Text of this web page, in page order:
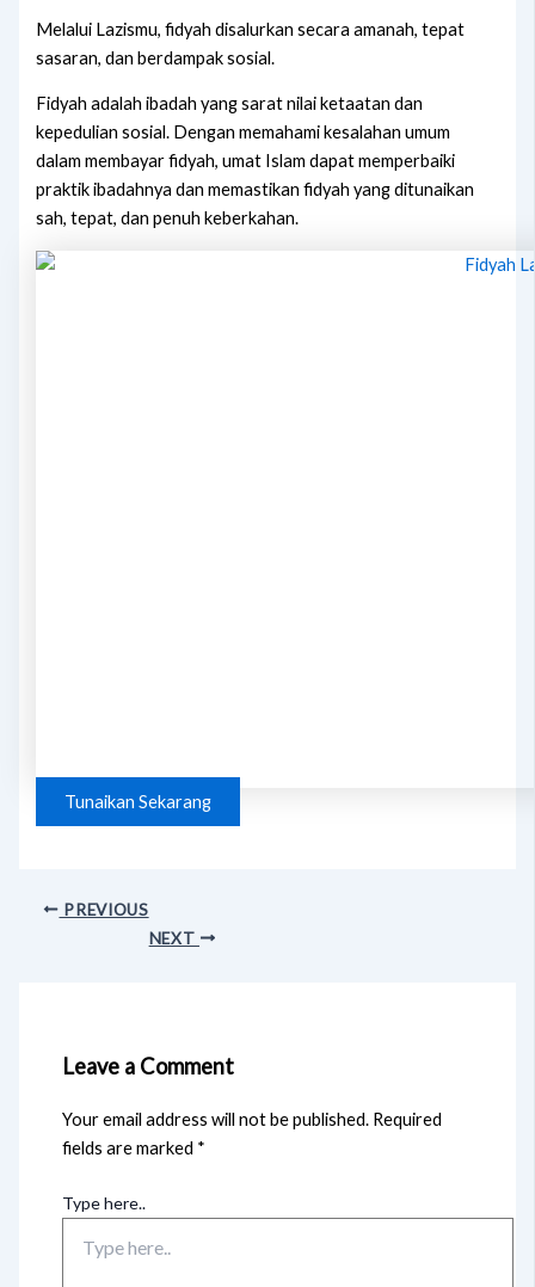
Melalui Lazismu, fidyah disalurkan secara amanah, tepat
sasaran, dan berdampak sosial.
Fidyah adalah ibadah yang sarat nilai ketaatan dan
kepedulian sosial. Dengan memahami kesalahan umum
dalam membayar fidyah, umat Islam dapat memperbaiki
praktik ibadahnya dan memastikan fidyah yang ditunaikan
sah, tepat, dan penuh keberkahan.
Tunaikan Sekarang
PREVIOUS
NEXT
Leave a Comment
Your email address will not be published. Required
fields are marked *
Type here..